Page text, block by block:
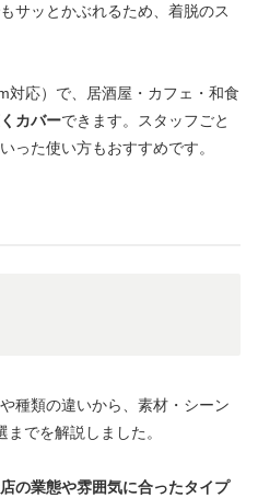
サッとかぶれるため、着脱のス
対応）で、居酒屋・カフェ・和食
カバーできます。スタッフごと
った使い方もおすすめです。
種類の違いから、素材・シーン
でを解説しました。
の業態や雰囲気に合ったタイプ